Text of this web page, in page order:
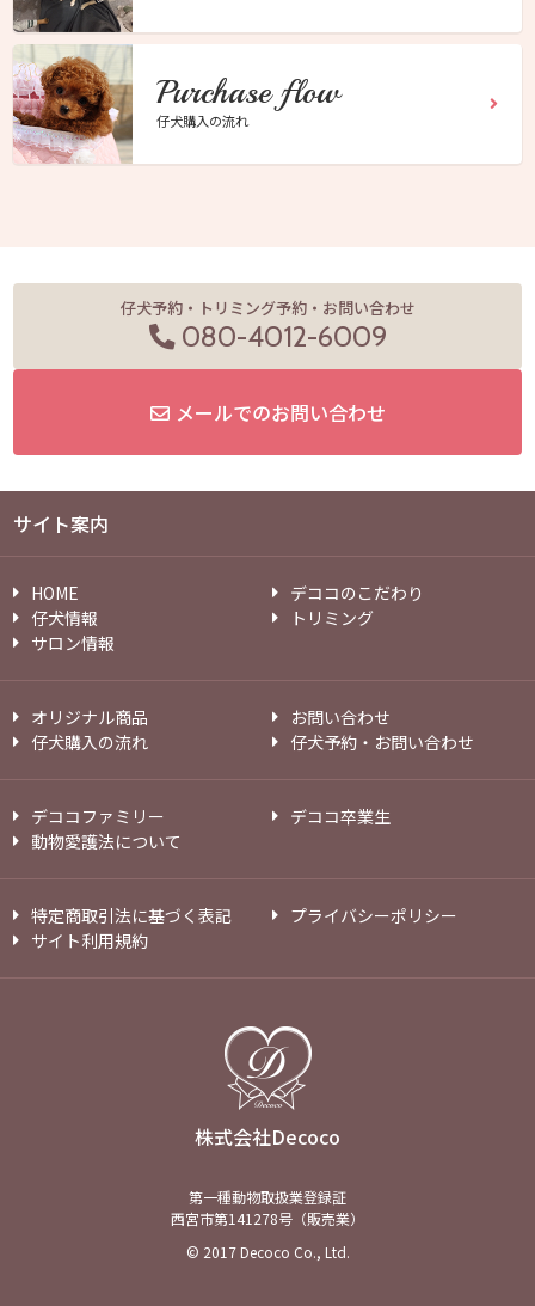
Purchase flow
仔犬購入の流れ
仔犬予約・トリミング予約・お問い合わせ
080-4012-6009
メールでのお問い合わせ
サイト案内
HOME
デココのこだわり
仔犬情報
トリミング
サロン情報
オリジナル商品
お問い合わせ
仔犬購入の流れ
仔犬予約・お問い合わせ
デココファミリー
デココ卒業生
動物愛護法について
特定商取引法に基づく表記
プライバシーポリシー
サイト利用規約
株式会社Decoco
第一種動物取扱業登録証
西宮市第141278号（販売業）
© 2017 Decoco Co., Ltd.